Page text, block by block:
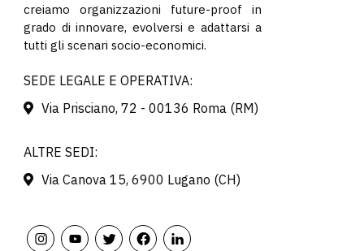
creiamo organizzazioni future-proof in
grado di innovare, evolversi e adattarsi a
tutti gli scenari socio-economici.
SEDE LEGALE E OPERATIVA:
Via Prisciano, 72 - 00136 Roma (RM)
ALTRE SEDI:
Via Canova 15, 6900 Lugano (CH)